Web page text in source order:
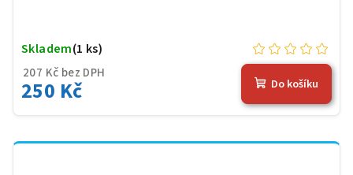
207 Kč bez DPH
250 Kč
Skladem(1 ks)
Do košíku